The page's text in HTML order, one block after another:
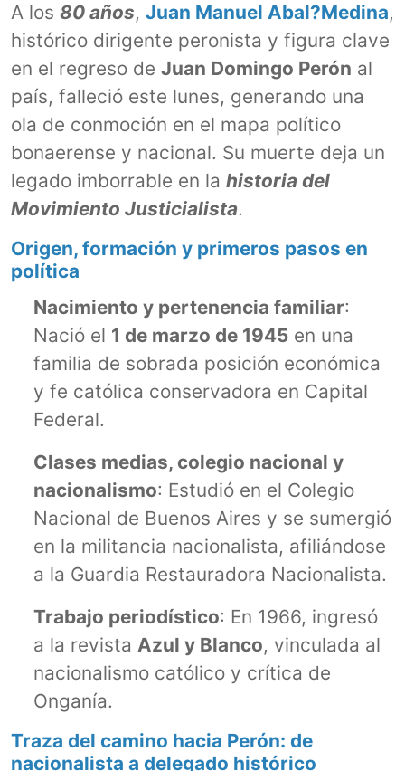
A los 80 años, Juan Manuel Abal?Medina,
histórico dirigente peronista y figura clave
en el regreso de Juan Domingo Perón al
país, falleció este lunes, generando una
ola de conmoción en el mapa político
bonaerense y nacional. Su muerte deja un
legado imborrable en la historia del
Movimiento Justicialista.
Origen, formación y primeros pasos en
política
Nacimiento y pertenencia familiar:
Nació el 1 de marzo de 1945 en una
familia de sobrada posición económica
y fe católica conservadora en Capital
Federal.
Clases medias, colegio nacional y
nacionalismo: Estudió en el Colegio
Nacional de Buenos Aires y se sumergió
en la militancia nacionalista, afiliándose
a la Guardia Restauradora Nacionalista.
Trabajo periodístico: En 1966, ingresó
a la revistaAzul y Blanco, vinculada al
nacionalismo católico y crítica de
Onganía.
Traza del camino hacia Perón: de
nacionalista a delegado histórico